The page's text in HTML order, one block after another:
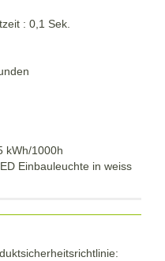
: 0,1 Sek.
kWh/1000h
Einbauleuchte in weiss